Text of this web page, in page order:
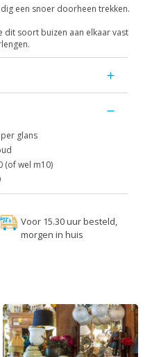
een snoer doorheen trekken.
dit soort buizen aan elkaar vast
glans
(of wel m10)
Voor 15.30 uur besteld,
morgen in huis